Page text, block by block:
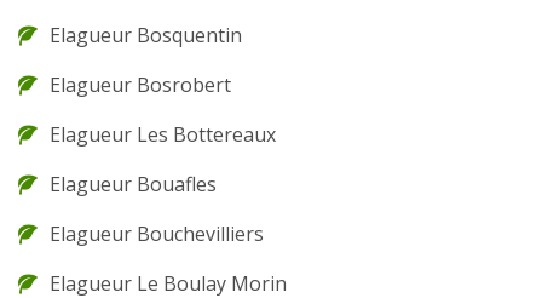
Elagueur Bosquentin
Elagueur Bosrobert
Elagueur Les Bottereaux
Elagueur Bouafles
Elagueur Bouchevilliers
Elagueur Le Boulay Morin